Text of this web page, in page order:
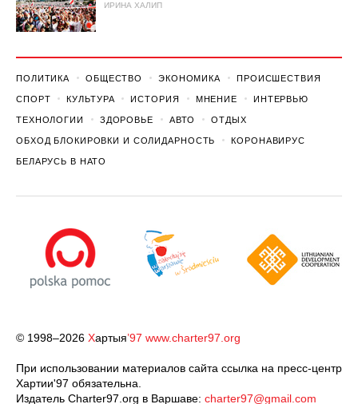
ИРИНА ХАЛИП
ПОЛИТИКА ОБЩЕСТВО ЭКОНОМИКА ПРОИСШЕСТВИЯ
СПОРТ КУЛЬТУРА ИСТОРИЯ МНЕНИЕ ИНТЕРВЬЮ
ТЕХНОЛОГИИ ЗДОРОВЬЕ АВТО ОТДЫХ
ОБХОД БЛОКИРОВКИ И СОЛИДАРНОСТЬ КОРОНАВИРУС
БЕЛАРУСЬ В НАТО
© 1998–2026 Хартыя’97 www.charter97.org
При использовании материалов сайта ссылка на пресс-центр
Хартии'97 обязательна.
Издатель Charter97.org в Варшаве: charter97@gmail.com